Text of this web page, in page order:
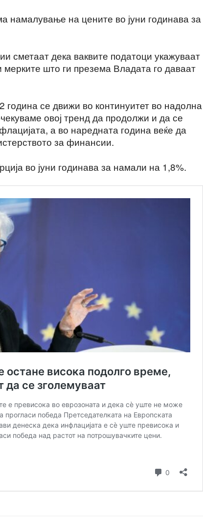
намалување на цените во јуни годинава за
сметаат дека ваквите податоци укажуваат
што ги презема Владата го даваат
година се движи во континуитет во надолна
овој тренд да продолжи и да се
а во наредната година веќе да
за финансии.
во јуни годинава за намали на 1,8%.